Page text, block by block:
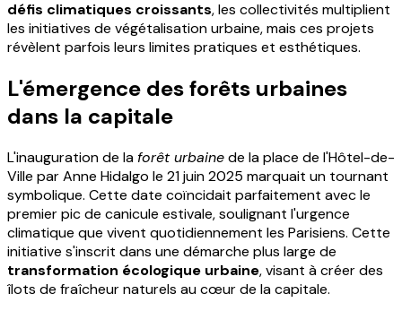
défis climatiques croissants, les collectivités multiplient
les initiatives de végétalisation urbaine, mais ces projets
révèlent parfois leurs limites pratiques et esthétiques.
L'émergence des forêts urbaines
dans la capitale
L'inauguration de la forêt urbainede la place de l'Hôtel-de-
Ville par Anne Hidalgo le 21 juin 2025 marquait un tournant
symbolique. Cette date coïncidait parfaitement avec le
premier pic de canicule estivale, soulignant l'urgence
climatique que vivent quotidiennement les Parisiens. Cette
initiative s'inscrit dans une démarche plus large de
transformation écologique urbaine, visant à créer des
îlots de fraîcheur naturels au cœur de la capitale.